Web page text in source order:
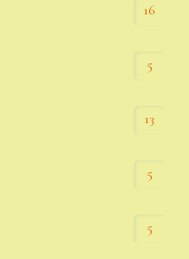
16
5
13
5
5